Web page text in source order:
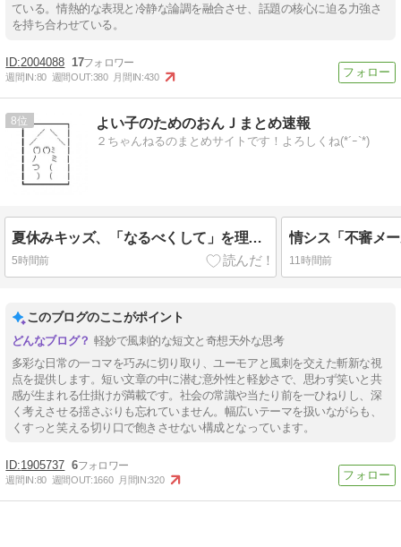
ている。情熱的な表現と冷静な論調を融合させ、話題の核心に迫る力強さ
を持ち合わせている。
2004088 17
週間IN:80 週間OUT:380 月間IN:430
8 よい子のためのおんＪまとめ速報
２ちゃんねるのまとめサイトです！よろしくね(*´ｰ`*)
夏休みキッズ、「なるべくして」を理解できない
5時間前 11時間前
このブログのここがポイント
軽妙で風刺的な短文と奇想天外な思考
多彩な日常の一コマを巧みに切り取り、ユーモアと風刺を交えた斬新な視
点を提供します。短い文章の中に潜む意外性と軽妙さで、思わず笑いと共
感が生まれる仕掛けが満載です。社会の常識や当たり前を一ひねりし、深
く考えさせる揺さぶりも忘れていません。幅広いテーマを扱いながらも、
くすっと笑える切り口で飽きさせない構成となっています。
1905737 6
週間IN:80 週間OUT:1660 月間IN:320